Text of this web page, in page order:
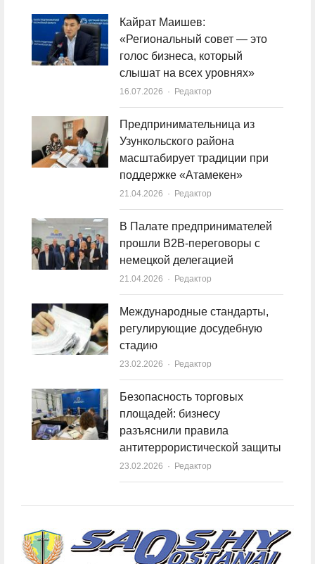
Кайрат Маишев:
«Региональный совет — это
голос бизнеса, который
слышат на всех уровнях»
16.07.2026 Author
Редактор
Предпринимательница из
Узункольского района
масштабирует традиции при
поддержке «Атамекен»
21.04.2026 Author
Редактор
В Палате предпринимателей
прошли B2B-переговоры с
немецкой делегацией
21.04.2026 Author
Редактор
Международные стандарты,
регулирующие досудебную
стадию
23.02.2026 Author
Редактор
Безопасность торговых
площадей: бизнесу
разъяснили правила
антитеррористической защиты
23.02.2026 Author
Редактор